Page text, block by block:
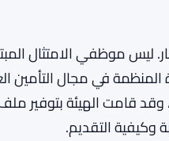
ليس موظفي الامتثال
في مجال التأمين
وكيفية التقديم.